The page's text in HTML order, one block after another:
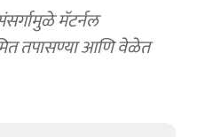
मॅटर्नल
तपासण्या आणि वेळेत